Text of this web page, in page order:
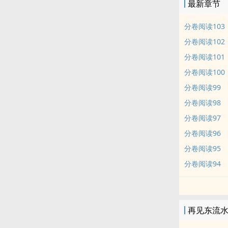
最新章节
分卷阅读103
分卷阅读102
分卷阅读101
分卷阅读100
分卷阅读99
分卷阅读98
分卷阅读97
分卷阅读96
分卷阅读95
分卷阅读94
再见东流